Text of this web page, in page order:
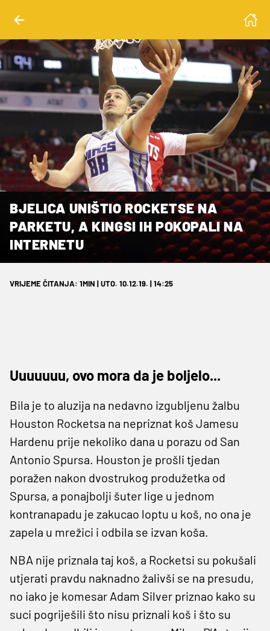
BJELICA UNIŠTIO ROCKETSE NA
PARKETU, A KINGSI IH POKOPALI NA
INTERNETU
VRIJEME ČITANJA: 1MIN | UTO. 10.12.19. | 14:25
Uuuuuuu, ovo mora da je boljelo...
Bila je to aluzija na nedavno izgubljenu žalbu
Houston Rocketsa na nepriznat koš Jamesu
Hardenu prije nekoliko dana u porazu od San
Antonio Spursa. Houston je prošli tjedan
poražen nakon dvostrukog produžetka od
Spursa, a ponajbolji šuter lige u jednom
kontranapadu je zakucao loptu u koš, no ona je
zapela u mrežici i odbila se izvan koša.
NBA nije priznala taj koš, a Rocketsi su pokušali
utjerati pravdu naknadno žalivši se na presudu,
no iako je komesar Adam Silver priznao kako su
suci pogriješili što nisu priznali koš i što su